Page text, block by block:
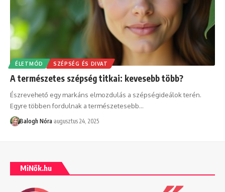
ÉLETMÓD SZÉPSÉG ÉS DIVAT
A természetes szépség titkai: kevesebb több?
Észrevehető egy markáns elmozdulás a szépségideálok terén.
Egyre többen fordulnak a természetesebb…
Balogh Nóra augusztus 24, 2025
MiNők.hu